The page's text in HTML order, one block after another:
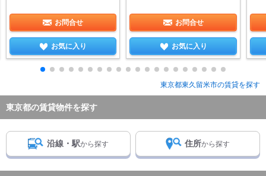
お問合せ
お気に入り
お問合せ
お気に入り
東京都東久留米市の賃貸を探す
東京都の賃貸物件を探す
沿線・駅から探す 住所から探す